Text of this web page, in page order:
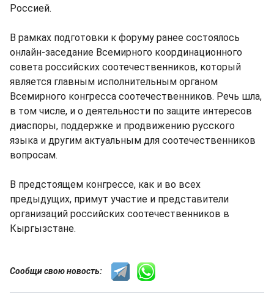
Россией.
В рамках подготовки к форуму ранее состоялось
онлайн-заседание Всемирного координационного
совета российских соотечественников, который
является главным исполнительным органом
Всемирного конгресса соотечественников. Речь шла,
в том числе, и о деятельности по защите интересов
диаспоры, поддержке и продвижению русского
языка и другим актуальным для соотечественников
вопросам.
В предстоящем конгрессе, как и во всех
предыдущих, примут участие и представители
организаций российских соотечественников в
Кыргызстане.
Сообщи свою новость: